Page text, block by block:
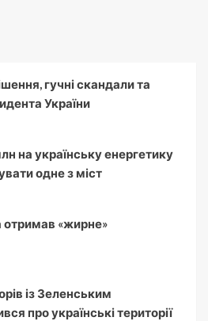
гучні скандали та
України
на українську енергетику
одне з міст
отримав «жирне»
із Зеленським
про українські території